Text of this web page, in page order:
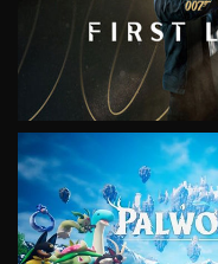
VIEW
VIEW